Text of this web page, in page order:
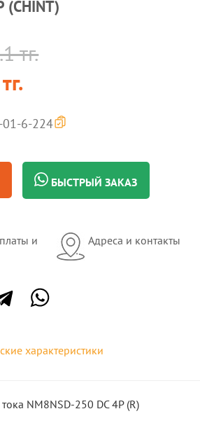
(CHINT)
тг.
01-6-224
БЫСТРЫЙ ЗАКАЗ
и
Адреса и контакты
характеристики
NM8NSD-250 DC 4P (R)